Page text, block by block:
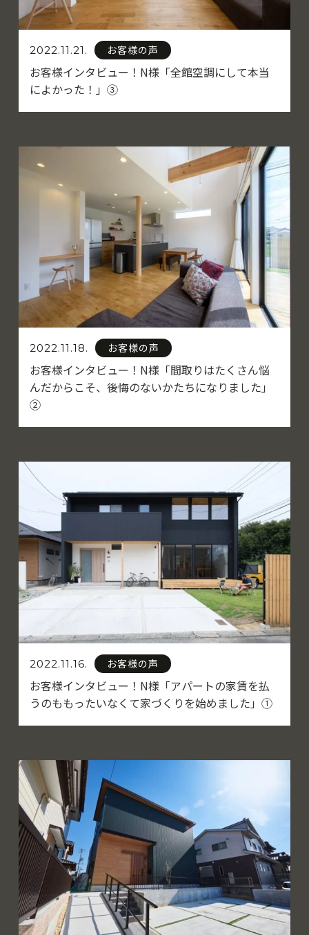
2022.11.21. お客様の声
お客様インタビュー！N様「全館空調にして本当
によかった！」③
2022.11.18. お客様の声
お客様インタビュー！N様「間取りはたくさん悩
んだからこそ、後悔のないかたちになりました」
②
2022.11.16. お客様の声
お客様インタビュー！N様「アパートの家賃を払
うのももったいなくて家づくりを始めました」①